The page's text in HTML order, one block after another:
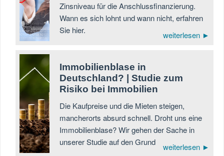
Zinsniveau für die Anschlussfinanzierung.
Wann es sich lohnt und wann nicht, erfahren
Sie hier.
weiterlesen ►
Immobilienblase in
Deutschland? | Studie zum
Risiko bei Immobilien
Die Kaufpreise und die Mieten steigen,
mancherorts absurd schnell. Droht uns eine
Immobilienblase? Wir gehen der Sache in
unserer Studie auf den Grund
weiterlesen ►